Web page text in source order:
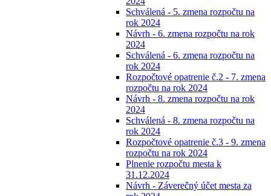
Schválená - 5. zmena rozpočtu na
rok 2024
Návrh - 6. zmena rozpočtu na rok
2024
Schválená - 6. zmena rozpočtu na
rok 2024
Rozpočtové opatrenie č.2 - 7. zmena
rozpočtu na rok 2024
Návrh - 8. zmena rozpočtu na rok
2024
Schválená - 8. zmena rozpočtu na
rok 2024
Rozpočtové opatrenie č.3 - 9. zmena
rozpočtu na rok 2024
Plnenie rozpočtu mesta k
31.12.2024
Návrh - Záverečný účet mesta za